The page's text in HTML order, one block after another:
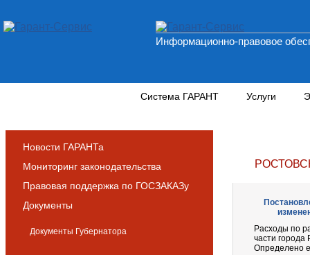
Информационно-правовое
Система ГАРАНТ Услуги
Новости ГАРАНТа
Мониторинг законодательства
Правовая поддержка по ГОСЗАКАЗу
Документы
Документы Губернатора
Расходы по
части города
Определено